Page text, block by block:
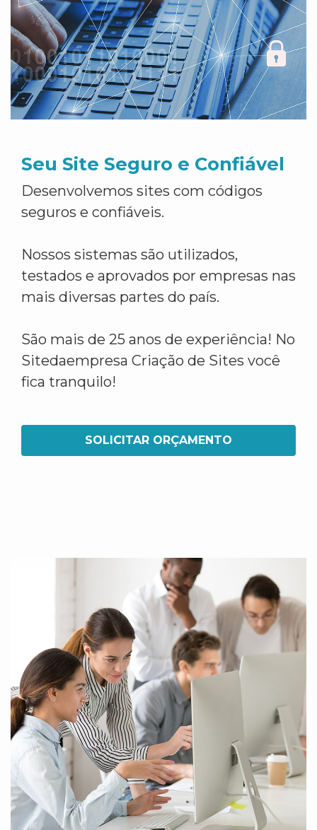
Seu Site Seguro e Confiável
Desenvolvemos sites com códigos
seguros e confiáveis.
Nossos sistemas são utilizados,
testados e aprovados por empresas nas
mais diversas partes do país.
São mais de 25 anos de experiência! No
Sitedaempresa Criação de Sites você
fica tranquilo!
SOLICITAR ORÇAMENTO